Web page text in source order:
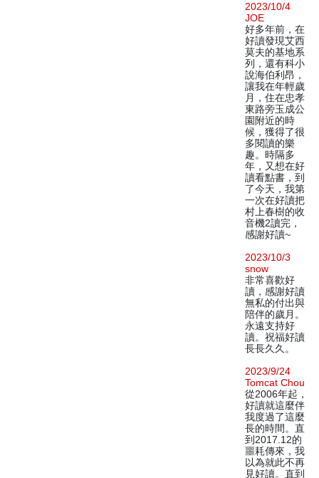
2023/10/4
JOE
好多年前，在
好讀發現艾西
莫夫的基地系
列，還有科小
說海伯利昂，
讓我在年輕歲
月，住在忠孝
東路旁玉成公
園附近的時
候，獲得了很
多閱讀的樂
趣。時隔多
年，又想在好
讀看點書，到
了今天，我第
一次在好讀把
村上春樹的收
音機2讀完，
感謝好讀~
2023/10/3
snow
非常喜歡好
讀，感謝好讀
無私的付出與
陪伴的歲月。
永遠支持好
讀。祝福好讀
長長久久。
2023/9/24
Tomcat Chou
從2006年起，
好讀就這麼伴
我度過了這麼
長的時間。直
到2017.12的
噩耗傳來，我
以為就此不再
見好讀。直到